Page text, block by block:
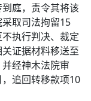
庭，责令其将该
取司法拘留15
执行判决、裁定
证据材料移送至
经神木法院审
追回转移款项10